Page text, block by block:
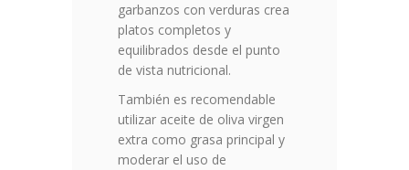
garbanzos con verduras crea
platos completos y
equilibrados desde el punto
de vista nutricional.
También es recomendable
utilizar aceite de oliva virgen
extra como grasa principal y
moderar el uso de